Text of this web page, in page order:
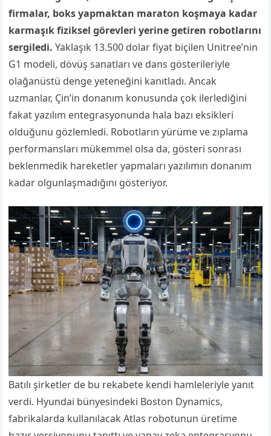
firmalar, boks yapmaktan maraton koşmaya kadar
karmaşık fiziksel görevleri yerine getiren robotlarını
sergiledi. Yaklaşık 13.500 dolar fiyat biçilen Unitree’nin
G1 modeli, dövüş sanatları ve dans gösterileriyle
olağanüstü denge yeteneğini kanıtladı. Ancak
uzmanlar, Çin’in donanım konusunda çok ilerlediğini
fakat yazılım entegrasyonunda hala bazı eksikleri
olduğunu gözlemledi. Robotların yürüme ve zıplama
performansları mükemmel olsa da, gösteri sonrası
beklenmedik hareketler yapmaları yazılımın donanım
kadar olgunlaşmadığını gösteriyor.
Batılı şirketler de bu rekabete kendi hamleleriyle yanıt
verdi. Hyundai bünyesindeki Boston Dynamics,
fabrikalarda kullanılacak Atlas robotunun üretime